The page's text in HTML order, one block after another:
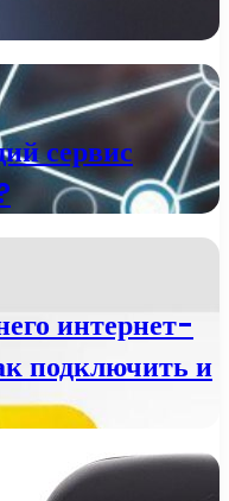
сервис
интернет-
подключить и